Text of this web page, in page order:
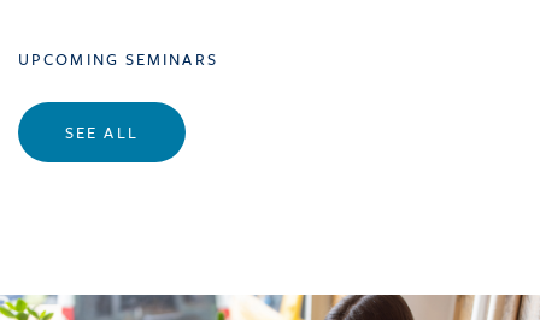
UPCOMING SEMINARS
SEE ALL